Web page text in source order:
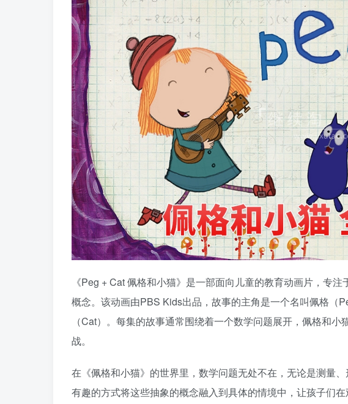
《Peg + Cat 佩格和小猫》是一部面向儿童的教育动画片，专
概念。该动画由PBS Kids出品，故事的主角是一个名叫佩格（
（Cat）。每集的故事通常围绕着一个数学问题展开，佩格和
战。
在《佩格和小猫》的世界里，数学问题无处不在，无论是测量
有趣的方式将这些抽象的概念融入到具体的情境中，让孩子们